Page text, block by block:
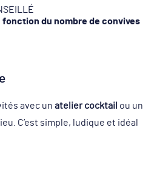
fonction du nombre de convives
avec un atelier cocktail ou un
C’est simple, ludique et idéal